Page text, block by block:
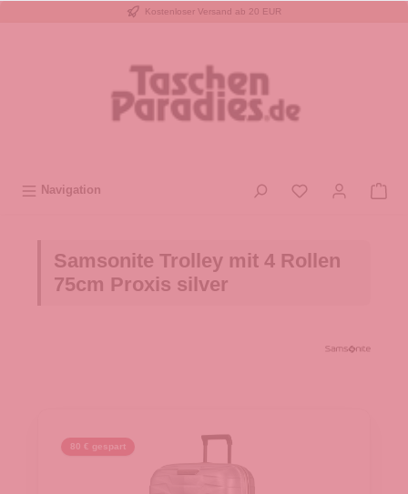
Kostenloser Versand ab 20 EUR
Navigation
Samsonite Trolley mit 4 Rollen
75cm Proxis silver
80 € gespart